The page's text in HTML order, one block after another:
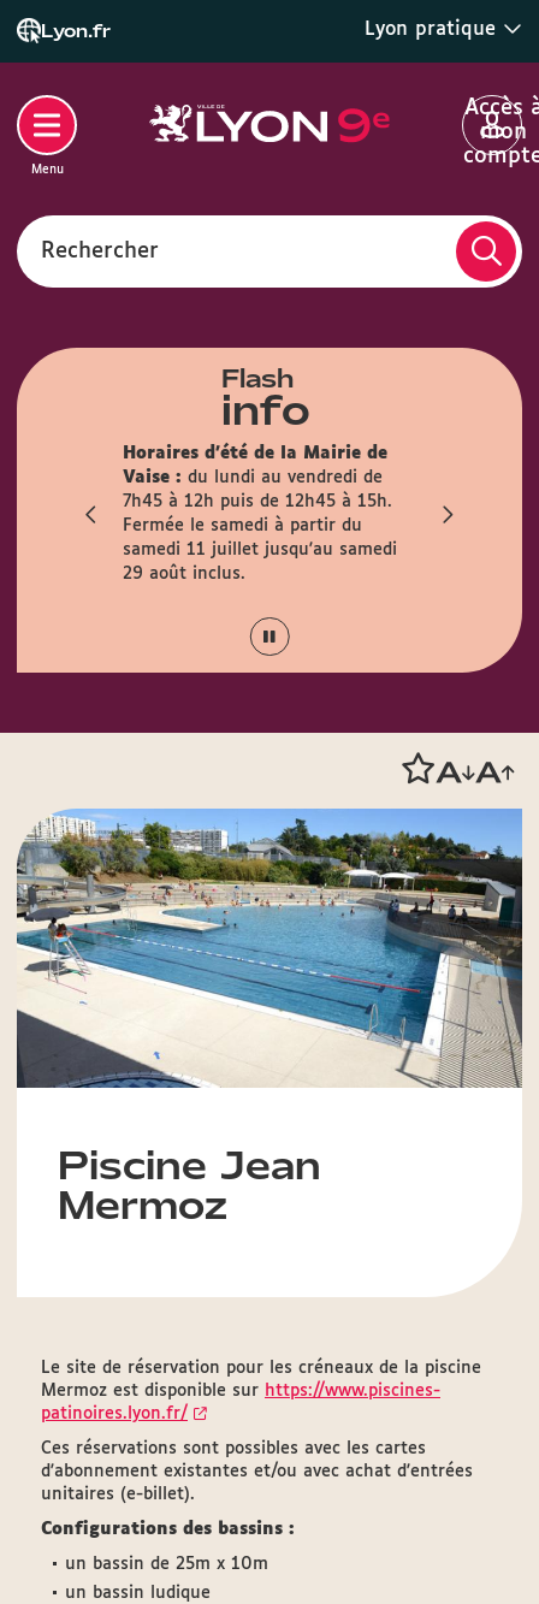
Lyon.fr Lyon pratique
Rechercher
Accès
mon
Menu
Flash
info
Horaires d'été de la Mairie de
Vaise : du lundi au vendredi de
7h45 à 12h puis de 12h45 à 15h.
Fermée le samedi à partir du
samedi 11 juillet jusqu'au samedi
29 août inclus.
Piscine Jean
Mermoz
Le site de réservation pour les créneaux de la piscine
Mermoz est disponible sur https://www.piscines-
patinoires.lyon.fr/
Ces réservations sont possibles avec les cartes
d'abonnement existantes et/ou avec achat d'entrées
unitaires (e-billet).
Configurations des bassins :
un bassin de 25m x 10m
un bassin ludique